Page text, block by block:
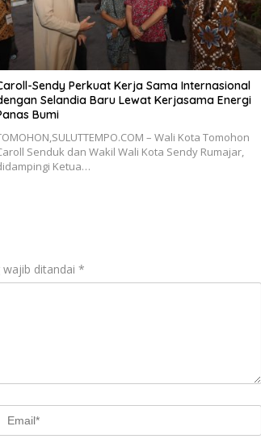
Sendy Perkuat Kerja Sama Internasional
Selandia Baru Lewat Kerjasama Energi
Bumi
– Wali Kota Tomohon
Senduk dan Wakil Wali Kota Sendy Rumajar,
Ketua…
wajib ditandai *